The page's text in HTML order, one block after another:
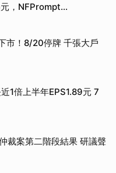
，NFPrompt
漲幅達66.2%
市！8/20停牌 千張大戶
1倍上半年EPS1.89元 7
裁案第二階段結果 研議聲